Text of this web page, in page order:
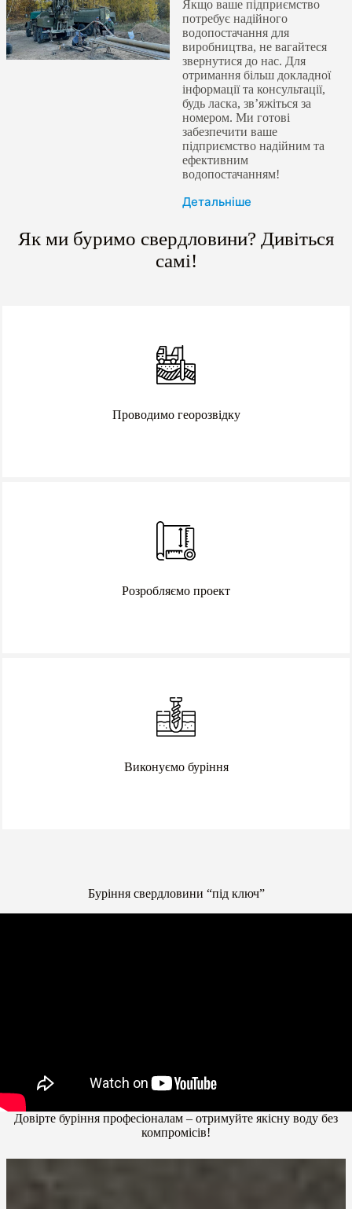
Якщо ваше підприємство
потребує надійного
водопостачання для
виробництва, не вагайтеся
звернутися до нас. Для
отримання більш докладної
інформації та консультації,
будь ласка, зв’яжіться за
номером. Ми готові
забезпечити ваше
підприємство надійним та
ефективним
водопостачанням!
Детальніше
Як ми буримо свердловини? Дивіться
самі!
Проводимо георозвідку
Розробляємо проект
Виконуємо буріння
Буріння свердловини “під ключ”
Довірте буріння професіоналам – отримуйте якісну воду без
компромісів!